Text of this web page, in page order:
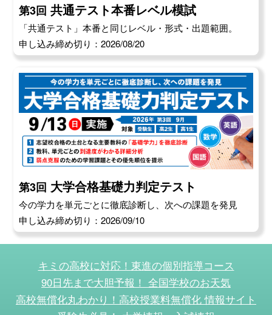
第3回 共通テスト本番レベル模試
「共通テスト」本番と同じレベル・形式・出題範囲。
申し込み締め切り：2026/08/20
第3回 大学合格基礎力判定テスト
今の学力を単元ごとに徹底診断し、次への課題を発見
申し込み締め切り：2026/09/10
キミの高校に対応！東進の個別指導コース
90日先まで大胆予報！ 全国学校のお天気
高校無償化丸わかり！高校授業料無償化 情報サイト